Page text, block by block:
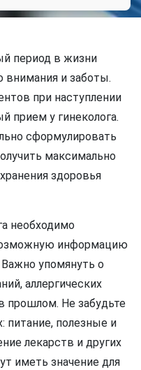
период в жизни
и заботы.
при наступлении
прием у гинеколога.
сформулировать
максимально
здоровья
необходимо
информацию
упомянуть о
аллергических
прошлом. Не забудьте
питание, полезные и
лекарств и других
иметь значение для